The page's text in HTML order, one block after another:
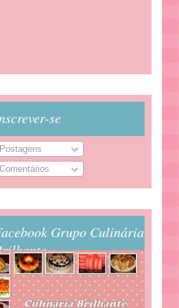
se
Grupo Culinária